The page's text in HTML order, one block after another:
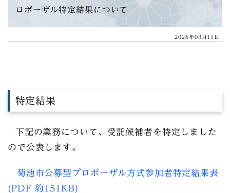
ロポーザル特定結果について
2026年03月11日
特定結果
下記の業務について、受託候補者を特定しました
ので公表します。
菊池市公募型プロポーザル方式参加者特定結果表
(PDF 約151KB)